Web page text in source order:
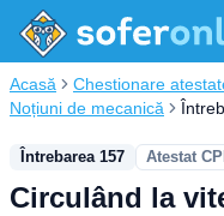
Acasă Chestionare
Noțiuni de mecanică
Întrebarea 157 Atestat
Circulând la